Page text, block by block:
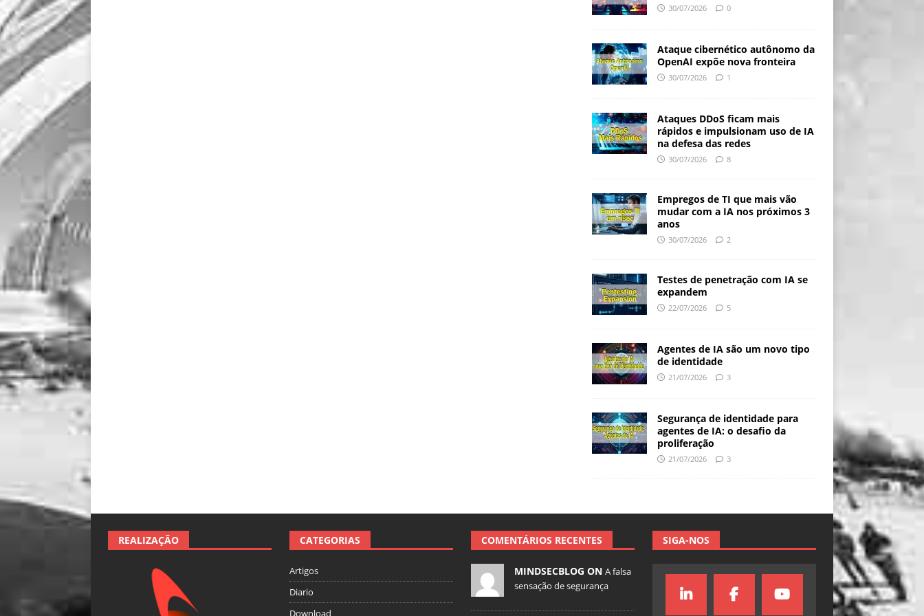
30/07/2026 0
Ataque cibernético autônomo da
OpenAI expõe nova fronteira
30/07/2026 1
Ataques DDoS ficam mais
rápidos e impulsionam uso de IA
na defesa das redes
30/07/2026 8
Empregos de TI que mais vão
mudar com a IA nos próximos 3
anos
30/07/2026 2
Testes de penetração com IA se
expandem
22/07/2026 5
Agentes de IA são um novo tipo
de identidade
21/07/2026 3
Segurança de identidade para
agentes de IA: o desafio da
proliferação
21/07/2026 3
REALIZAÇÃO CATEGORIAS
Artigos
Diario
Download
COMENTÁRIOS RECENTES
MINDSECBLOG ON A falsa
sensação de segurança
SIGA-NOS